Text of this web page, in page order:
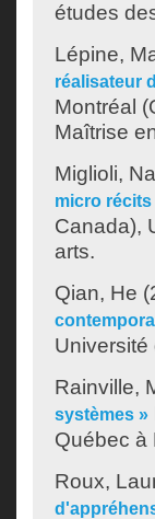
études
Lépine,
réalisateur
Montréal
Maîtrise
Miglioli,
micro
Canada),
arts.
Qian, He
Rainville,
systèmes »
Québec à
Roux,